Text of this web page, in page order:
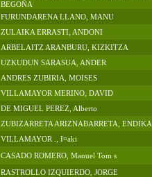
BEGOÑA
FURUNDARENA LLANO, MANU
ZULAIKA ERRASTI, ANDONI
ARBELAITZ ARANBURU, KIZKITZA
UZKUDUN SARASUA, ANDER
ANDRES ZUBIRIA, MOISES
VILLAMAYOR MERINO, DAVID
DE MIGUEL PEREZ, Alberto
ZUBIZARRETA ARIZNABARRETA, ENDIKA
VILLAMAYOR ., I¤aki
CASADO ROMERO, Manuel Tom s
RASTROLLO IZQUIERDO, JORGE